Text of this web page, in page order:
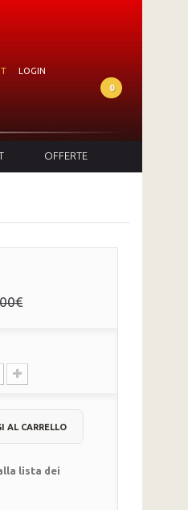
LOGIN
0
OFFERTE
AL CARRELLO
lista dei